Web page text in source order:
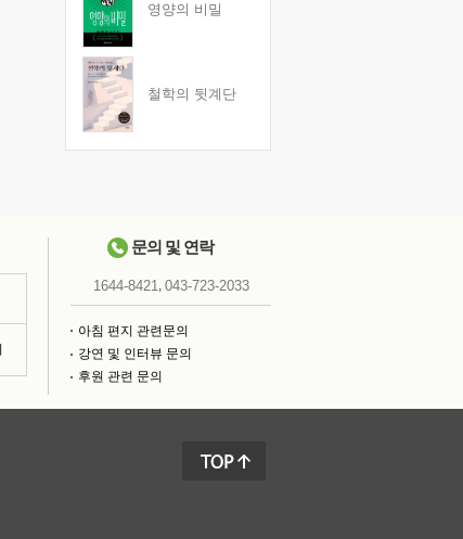
영양의 비밀
철학의 뒷계단
문의 및 연락
1644-8421, 043-723-2033
아침 편지 관련문의
강연 및 인터뷰 문의
후원 관련 문의